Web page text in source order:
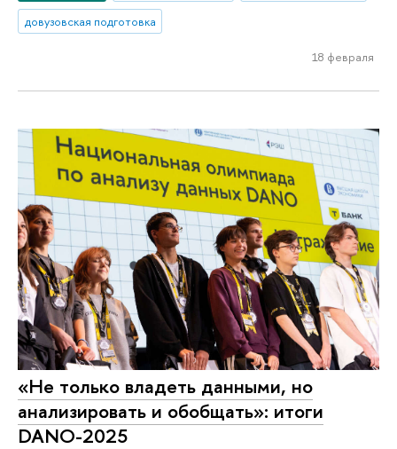
довузовская подготовка
18 февраля
«Не только владеть данными, но
анализировать и обобщать»: итоги
DANO-2025